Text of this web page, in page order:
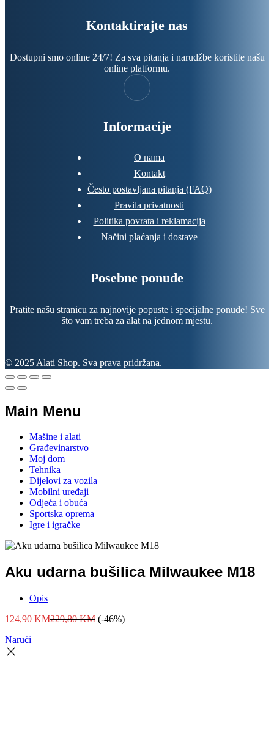
Kontaktirajte nas
Dostupni smo online 24/7! Za sva pitanja i narudžbe koristite našu
online platformu.
Informacije
O nama
Kontakt
Često postavljana pitanja (FAQ)
Pravila privatnosti
Politika povrata i reklamacija
Načini plaćanja i dostave
Posebne ponude
Pratite našu stranicu za najnovije popuste i specijalne ponude! Sve
što vam treba za alat na jednom mjestu.
© 2025 Alati Shop. Sva prava pridržana.
Main Menu
Mašine i alati
Građevinarstvo
Moj dom
Tehnika
Dijelovi za vozila
Mobilni uređaji
Odjeća i obuća
Sportska oprema
Igre i igračke
Aku udarna bušilica Milwaukee M18
Opis
124,90 KM229,80KM (-46%)
Naruči